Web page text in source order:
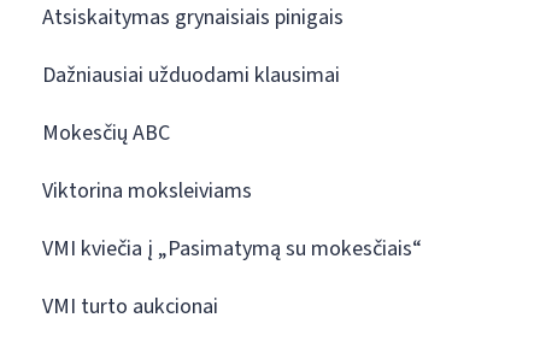
Atsiskaitymas grynaisiais pinigais
Dažniausiai užduodami klausimai
Mokesčių ABC
Viktorina moksleiviams
VMI kviečia į „Pasimatymą su mokesčiais“
VMI turto aukcionai